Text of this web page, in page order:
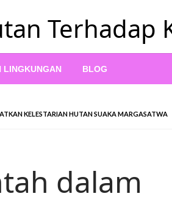
Terhadap
LINGKUNGAN BLOG
KELESTARIAN HUTAN SUAKA MARGASATWA
dalam